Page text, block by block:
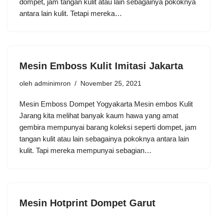
antara lain kulit. Tetapi mereka…
Mesin Emboss Kulit Imitasi Jakarta
oleh adminimron November 25, 2021
Mesin Emboss Dompet Yogyakarta Mesin embos Kulit
Jarang kita melihat banyak kaum hawa yang amat
gembira mempunyai barang koleksi seperti dompet, jam
tangan kulit atau lain sebagainya pokoknya antara lain
kulit. Tapi mereka mempunyai sebagian…
Mesin Hotprint Dompet Garut